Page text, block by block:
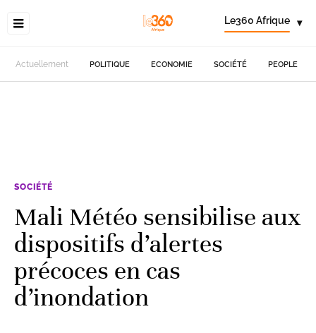
Le360 Afrique ▾
Actuellement POLITIQUE ECONOMIE SOCIÉTÉ PEOPLE
SOCIÉTÉ
Mali Météo sensibilise aux
dispositifs d’alertes
précoces en cas
d’inondation